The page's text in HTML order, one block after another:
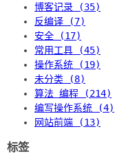
博客记录 (35)
反编译 (7)
安全 (17)
常用工具 (45)
操作系统 (19)
未分类 (8)
算法 编程 (214)
编写操作系统 (4)
网站前端 (13)
标签